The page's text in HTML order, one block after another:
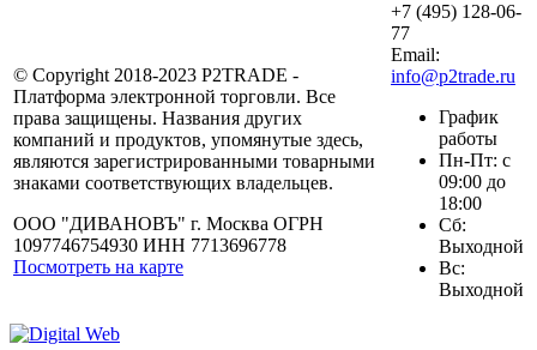
© Copyright 2018-2023 P2TRADE -
Платформа электронной торговли. Все
права защищены. Названия других
компаний и продуктов, упомянутые здесь,
являются зарегистрированными товарными
знаками соответствующих владельцев.
ООО "ДИВАНОВЪ" г. Москва ОГРН
1097746754930 ИНН 7713696778
Посмотреть на карте
+7 (495) 128-06-
77
Email:
info@p2trade.ru
График
работы
Пн-Пт: с
09:00 до
18:00
Сб:
Выходной
Вс:
Выходной